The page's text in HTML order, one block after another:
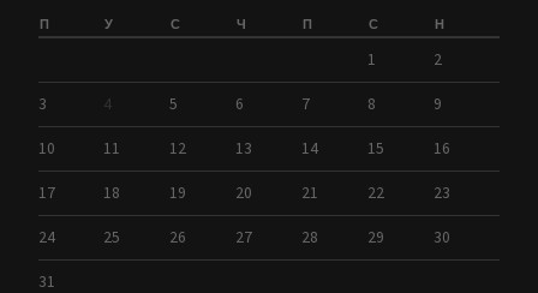
П У С Ч П С Н
1 2
3 4 5 6 7 8 9
10 11 12 13 14 15 16
17 18 19 20 21 22 23
24 25 26 27 28 29 30
31